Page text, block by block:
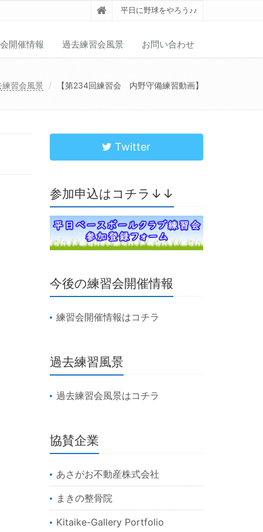
平日に野球をやろう♪♪
開催情報 過去練習会風景 お問い合わせ
練習会風景 【第234回練習会 内野守備練習動画】
Twitter
参加申込はコチラ↓↓
今後の練習会開催情報
練習会開催情報はコチラ
過去練習風景
過去練習会風景はコチラ
協賛企業
あさがお不動産株式会社
まきの整骨院
Kitaike-Gallery Portfolio